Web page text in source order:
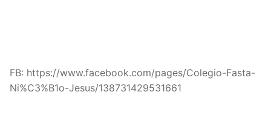
FB: https://www.facebook.com/pages/Colegio-Fasta-
Ni%C3%B1o-Jesus/138731429531661